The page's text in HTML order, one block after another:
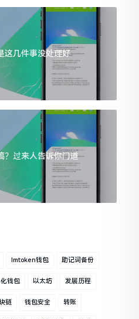
这几件事没处理好
？过来人告诉你门道
Imtoken钱包 助记词备份
钱包 以太坊 发展历程
链 钱包安全 转账